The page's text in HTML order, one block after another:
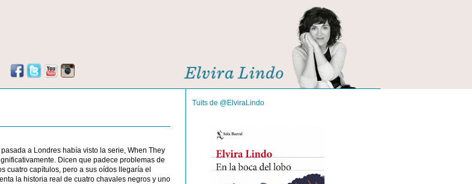
a Londres había visto la serie, When They
Dicen que padece problemas de
cuatro capítulos, pero a sus oídos llegaría el
la historia real de cuatro chavales negros y uno
Tuits de @ElviraLindo